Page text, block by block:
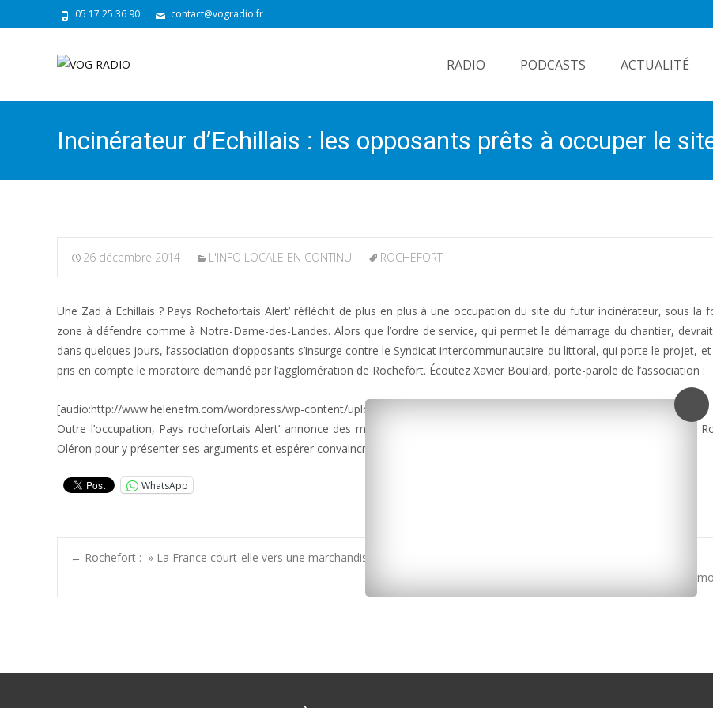
05 17 25 36 90 contact@vogradio.fr
RADIO PODCASTS ACTUALITÉ
Incinérateur d’Echillais : les opposants prêts à occuper le
26 décembre 2014 L'INFO LOCALE EN CONTINU ROCHEFORT
Une Zad à Echillais ? Pays Rochefortais Alert’ réfléchit de plus en plus à une occupation du site du futur incinérateur, sous la
zone à défendre comme à Notre-Dame-des-Landes. Alors que l’ordre de service, qui permet le démarrage du chantier,
dans quelques jours, l’association d’opposants s’insurge contre le Syndicat intercommunautaire du littoral, qui porte le projet, et
pris en compte le moratoire demandé par l’agglomération de Rochefort. Écoutez Xavier Boulard, porte-parole de l’association :
[audio:http://www.helenefm.com/wordpress/wp-content/uploads/2014/12/Incinerateur-occupation.mp3]
Outre l’occupation, Pays rochefortais Alert’ annonce des manifestations et des actions. L’association se rendra d’ailleurs à
Oléron pour y présenter ses arguments et espérer convaincre les élus d’abandonner le projet.
WhatsApp
Post
← Rochefort : » La France court-elle vers une marchandisation du corps ? «
Le projet d’écotaxe sur le pont d’Oléron suscite la colère des